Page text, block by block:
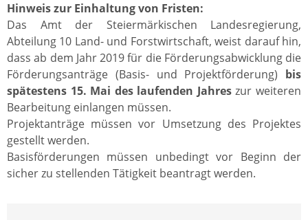
Hinweis zur Einhaltung von Fristen:
Das Amt der Steiermärkischen Landesregierung,
Abteilung 10 Land- und Forstwirtschaft, weist darauf hin,
dass ab dem Jahr 2019 für die Förderungsabwicklung die
Förderungsanträge (Basis- und Projektförderung) bis
spätestens 15. Mai des laufenden Jahreszur weiteren
Bearbeitung einlangen müssen.
Projektanträge müssen vor Umsetzung des Projektes
gestellt werden.
Basisförderungen müssen unbedingt vor Beginn der
sicher zu stellenden Tätigkeit beantragt werden.